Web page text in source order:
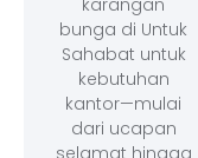
bunga di Untuk
Sahabat untuk
kebutuhan
kantor—mulai
dari ucapan
selamat hingga